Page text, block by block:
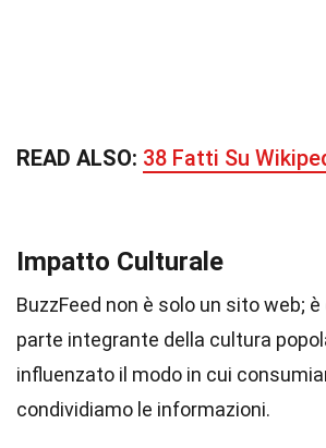
READ ALSO: 38 Fatti Su
Impatto Culturale
BuzzFeed non è solo un sito web;
parte integrante della cultura
influenzato il modo in cui
condividiamo le informazioni.